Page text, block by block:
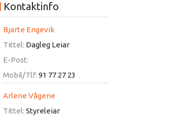
Kontaktinfo
Bjarte Engevik
Tittel: Dagleg Leiar
E-Post:
Mobil/Tlf: 91 77 27 23
Arlene Vågene
Tittel: Styreleiar